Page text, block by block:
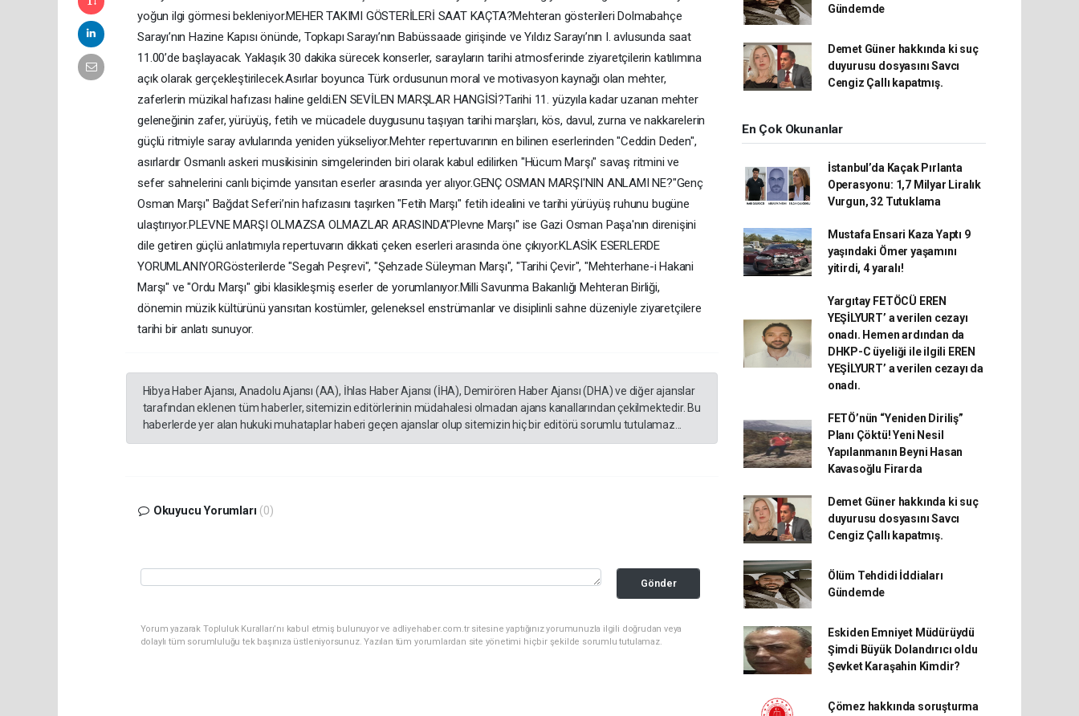
yoğun ilgi görmesi bekleniyor.MEHER TAKIMI GÖSTERİLERİ SAAT KAÇTA?Mehteran gösterileri Dolmabahçe
Sarayı’nın Hazine Kapısı önünde, Topkapı Sarayı’nın Babüssaade girişinde ve Yıldız Sarayı’nın I. avlusunda saat
11.00’de başlayacak. Yaklaşık 30 dakika sürecek konserler, sarayların tarihi atmosferinde ziyaretçilerin katılımına
açık olarak gerçekleştirilecek.Asırlar boyunca Türk ordusunun moral ve motivasyon kaynağı olan mehter,
zaferlerin müzikal hafızası haline geldi.EN SEVİLEN MARŞLAR HANGİSİ?Tarihi 11. yüzyıla kadar uzanan mehter
geleneğinin zafer, yürüyüş, fetih ve mücadele duygusunu taşıyan tarihi marşları, kös, davul, zurna ve nakkarelerin
güçlü ritmiyle saray avlularında yeniden yükseliyor.Mehter repertuvarının en bilinen eserlerinden "Ceddin Deden",
asırlardır Osmanlı askeri musikisinin simgelerinden biri olarak kabul edilirken "Hücum Marşı" savaş ritmini ve
sefer sahnelerini canlı biçimde yansıtan eserler arasında yer alıyor.GENÇ OSMAN MARŞI'NIN ANLAMI NE?"Genç
Osman Marşı" Bağdat Seferi’nin hafızasını taşırken "Fetih Marşı" fetih idealini ve tarihi yürüyüş ruhunu bugüne
ulaştırıyor.PLEVNE MARŞI OLMAZSA OLMAZLAR ARASINDA"Plevne Marşı" ise Gazi Osman Paşa'nın direnişini
dile getiren güçlü anlatımıyla repertuvarın dikkati çeken eserleri arasında öne çıkıyor.KLASİK ESERLERDE
YORUMLANIYORGösterilerde "Segah Peşrevi", "Şehzade Süleyman Marşı", "Tarihi Çevir", "Mehterhane-i Hakani
Marşı" ve "Ordu Marşı" gibi klasikleşmiş eserler de yorumlanıyor.Milli Savunma Bakanlığı Mehteran Birliği,
dönemin müzik kültürünü yansıtan kostümler, geleneksel enstrümanlar ve disiplinli sahne düzeniyle ziyaretçilere
tarihi bir anlatı sunuyor.
Hibya Haber Ajansı, Anadolu Ajansı (AA), İhlas Haber Ajansı (İHA), Demirören Haber Ajansı (DHA) ve diğer ajanslar
tarafından eklenen tüm haberler, sitemizin editörlerinin müdahalesi olmadan ajans kanallarından çekilmektedir. Bu
haberlerde yer alan hukuki muhataplar haberi geçen ajanslar olup sitemizin hiç bir editörü sorumlu tutulamaz...
Okuyucu Yorumları (0)
Gönder
Yorum yazarak Topluluk Kuralları’nı kabul etmiş bulunuyor ve adliyehaber.com.tr sitesine yaptığınız yorumunuzla ilgili doğrudan veya
dolaylı tüm sorumluluğu tek başınıza üstleniyorsunuz. Yazılan tüm yorumlardan site yönetimi hiçbir şekilde sorumlu tutulamaz.
Gündemde
Demet Güner hakkında ki suç
duyurusu dosyasını Savcı
Cengiz Çallı kapatmış.
En Çok Okunanlar
İstanbul’da Kaçak Pırlanta
Operasyonu: 1,7 Milyar Liralık
Vurgun, 32 Tutuklama
Mustafa Ensari Kaza Yaptı 9
yaşındaki Ömer yaşamını
yitirdi, 4 yaralı!
Yargıtay FETÖCÜ EREN
YEŞİLYURT’ a verilen cezayı
onadı. Hemen ardından da
DHKP-C üyeliği ile ilgili EREN
YEŞİLYURT’ a verilen cezayı da
onadı.
FETÖ’nün “Yeniden Diriliş”
Planı Çöktü! Yeni Nesil
Yapılanmanın Beyni Hasan
Kavasoğlu Firarda
Demet Güner hakkında ki suç
duyurusu dosyasını Savcı
Cengiz Çallı kapatmış.
Ölüm Tehdidi İddiaları
Gündemde
Eskiden Emniyet Müdürüydü
Şimdi Büyük Dolandırıcı oldu
Şevket Karaşahin Kimdir?
Çömez hakkında soruşturma